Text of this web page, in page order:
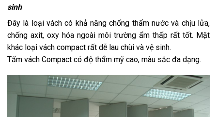
sinh
Đây là loại vách có khả năng chống thấm nước và chịu lửa,
chống axit, oxy hóa ngoài môi trường ẩm thấp rất tốt. Mặt
khác loại vách compact rất dễ lau chùi và vệ sinh.
Tấm vách Compact có độ thẩm mỹ cao, màu sắc đa dạng.